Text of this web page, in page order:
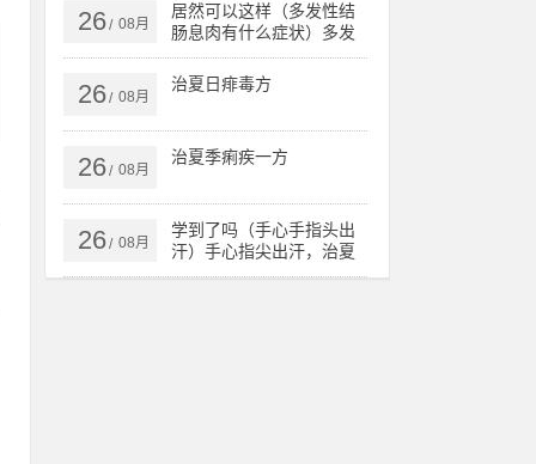
26/ 08月
居然可以这样（多发性结
肠息肉有什么症状）多发
性结肠息肉一定要手术
吗，治多发性结肠息肉验
方，
26/ 08月
治夏日痱毒方
26/ 08月
治夏季痢疾一方
26/ 08月
学到了吗（手心手指头出
汗）手心指尖出汗，治夏
天手心出汗、暴皮、手指